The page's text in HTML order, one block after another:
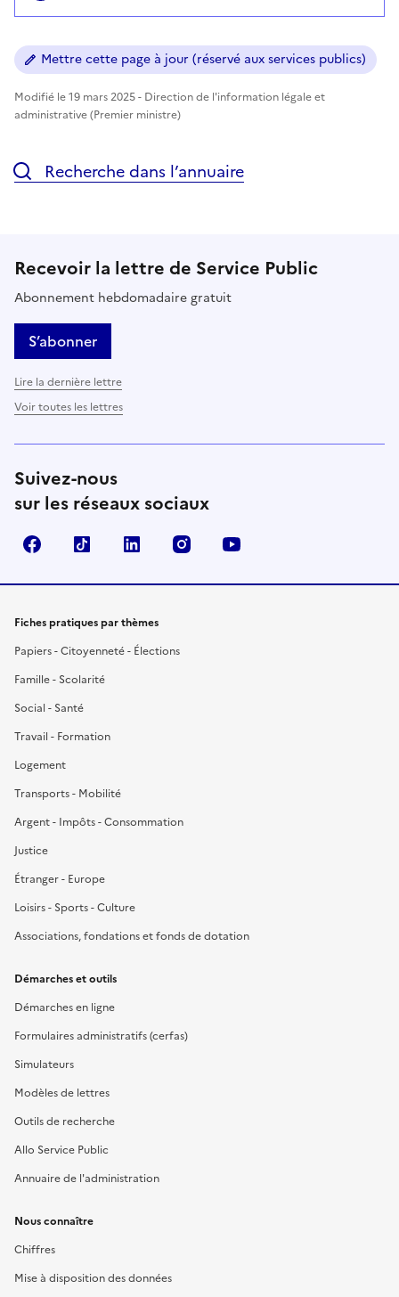
Mettre cette page à jour (réservé aux services publics)
Modifié le 19 mars 2025 - Direction de l'information légale et
administrative (Premier ministre)
Recherche dans l’annuaire
Recevoir la lettre de Service Public
Abonnement hebdomadaire gratuit
S’abonner
Lire la dernière lettre
Voir toutes les lettres
Suivez-nous
sur les réseaux sociaux
FacebookTikTok LinkedIn Instagram
Fiches pratiques par thèmes
Papiers - Citoyenneté - Élections
Famille - Scolarité
Social - Santé
Travail - Formation
Logement
Transports - Mobilité
Argent - Impôts - Consommation
Justice
Étranger - Europe
Loisirs - Sports - Culture
Associations, fondations et fonds de dotation
Démarches et outils
Démarches en ligne
Formulaires administratifs (cerfas)
Simulateurs
Modèles de lettres
Outils de recherche
Allo Service Public
Annuaire de l'administration
Nous connaître
Chiffres
Mise à disposition des données